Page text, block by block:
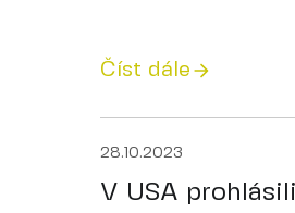
Číst dále
28.10.2023
V USA